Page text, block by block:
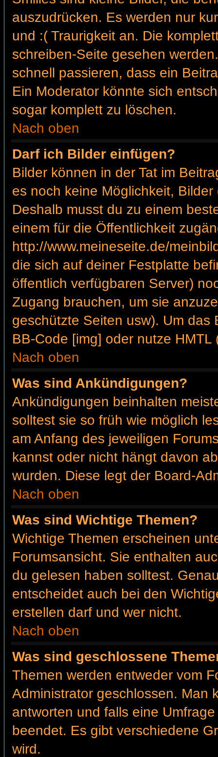
auszudrücken. Es werden nur
und :( Traurigkeit an. Die
schreiben-Seite gesehen
schnell passieren, dass ein
Ein Moderator könnte sich
sogar komplett zu löschen.
Nach oben
Darf ich Bilder einfügen?
Bilder können in der Tat im
es noch keine Möglichkeit,
Deshalb musst du zu einem
einem für die Öffentlichkeit
http://www.meineseite.de/
die sich auf deiner Festplatte
öffentlich verfügbaren Server)
Zugang brauchen, um sie
geschützte Seiten usw). Um
BB-Code [img] oder nutze HMTL
Nach oben
Was sind Ankündigungen?
Ankündigungen beinhalten
solltest sie so früh wie möglich
am Anfang des jeweiligen
kannst oder nicht hängt davon
wurden. Diese legt der Board-
Nach oben
Was sind Wichtige Themen?
Wichtige Themen erscheinen
Forumsansicht. Sie enthalten
du gelesen haben solltest.
entscheidet auch bei den
erstellen darf und wer nicht.
Nach oben
Was sind geschlossene
Themen werden entweder vom
Administrator geschlossen. Man
antworten und falls eine
beendet. Es gibt verschiedene
wird.